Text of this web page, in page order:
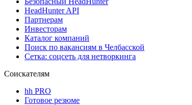
HeadHunter API
Партнерам
Инвесторам
Каталог компаний
Поиск по вакансиям в Челбасской
Сетка: соцсеть для нетворкинга
Соискателям
hh PRO
Готовое резюме